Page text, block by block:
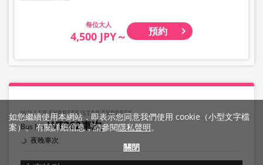
大人
4,500 JPY～ 預約
WILLER EXPRESS/STAR EXPRESS
WT362車次
夜晚車次
如您繼續使用本網站，即表示您同意我們使用 cookie（小型文字檔
案）。 有關詳細信息，請參閱隱私聲明。
關閉